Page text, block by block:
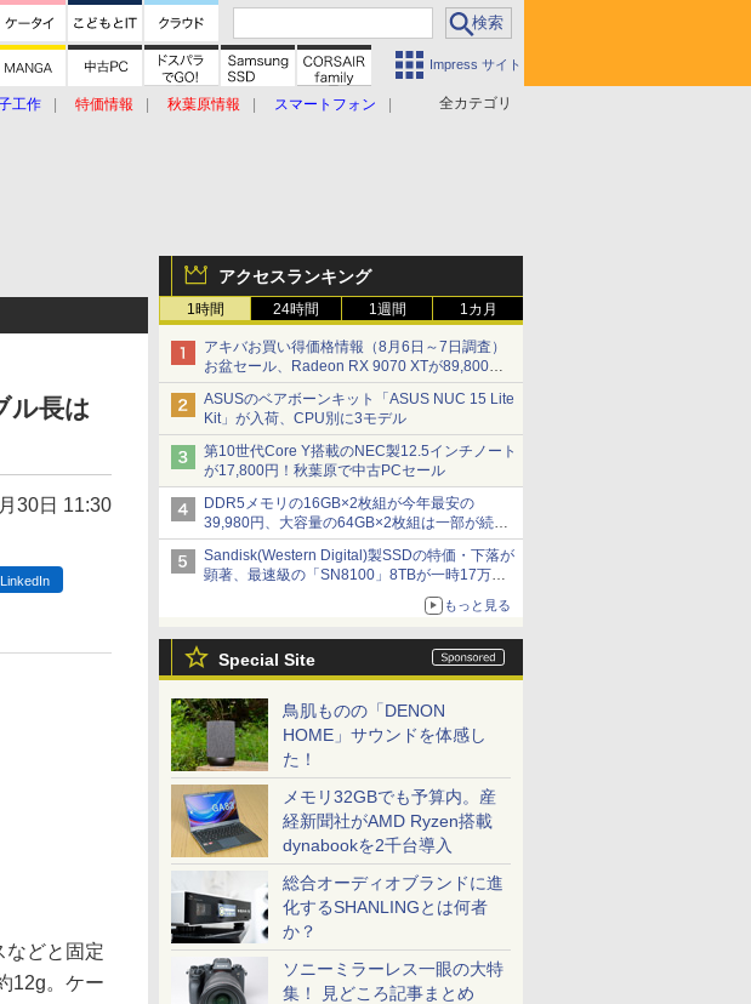
Impress サイト
全カテゴリ
工作 特価情報 秋葉原情報
スマートフォン
アクセスランキング
1時間 24時間 1週間 1カ月
アキバお買い得価格情報（8月6日～7日調査）
お盆セール、Radeon RX 9070 XTが89,800
円、水平周波数24.8kHz対応の17型モニターが
9,801円、暑さ指数連動セール ほか
ASUSのベアボーンキット「ASUS NUC 15 Lite
Kit」が入荷、CPU別に3モデル
第10世代Core Y搭載のNEC製12.5インチノート
が17,800円！秋葉原で中古PCセール
DDR5メモリの16GB×2枚組が今年最安の
39,980円、大容量の64GB×2枚組は一部が続騰
[8月前半のメモリ価格]
Sandisk(Western Digital)製SSDの特価・下落が
顕著、最速級の「SN8100」8TBが一時17万円
もっと見る
Special Site
鳥肌ものの「DENON
HOME」サウンドを体感し
た！
メモリ32GBでも予算内。産
経新聞社がAMD Ryzen搭載
dynabookを2千台導入
総合オーディオブランドに進
化するSHANLINGとは何者
か？
ソニーミラーレス一眼の大特
集！ 見どころ記事まとめ
ル長は
30日 11:30
LinkedIn
どと固定
12g。ケー